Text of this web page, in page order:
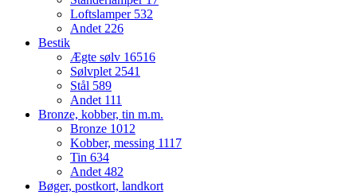
Loftslamper 532
Andet226
Bestik
Ægte sølv 16516
Sølvplet2541
Stål 589
Andet 111
Bronze, kobber, tin m.m.
Bronze 1012
Kobber, messing 1117
Tin 634
Andet482
Bøger, postkort, landkort